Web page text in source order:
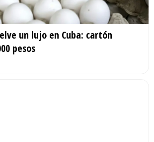
un lujo en Cuba: cartón
pesos